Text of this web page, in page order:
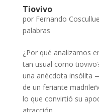
Tiovivo
por Fernando
palabras
¿Por qué analizamos
tan usual como
una anécdota insólita
de un feriante
lo que convirtió su
atracción....